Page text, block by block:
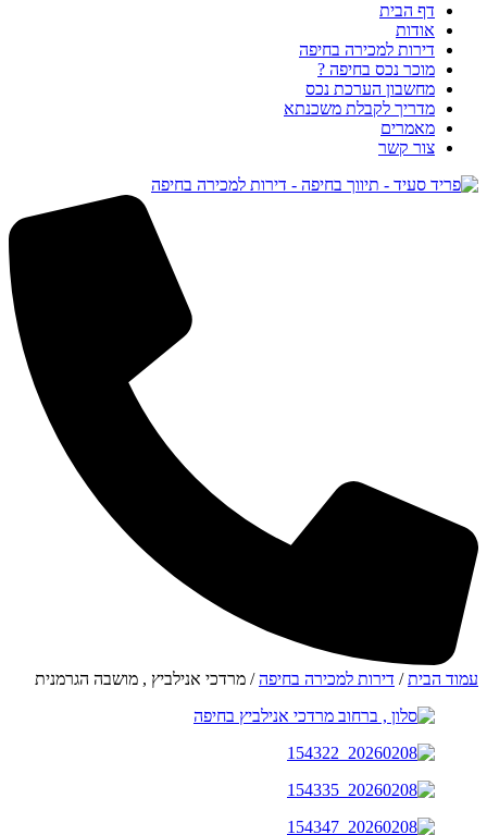
דף הבית
אודות
דירות למכירה בחיפה
מוכר נכס בחיפה ?
מחשבון הערכת נכס
מדריך לקבלת משכנתא
מאמרים
צור קשר
עמוד הבית/ דירות למכירה בחיפה/ מרדכי אנילביץ , מושבה הגרמנית